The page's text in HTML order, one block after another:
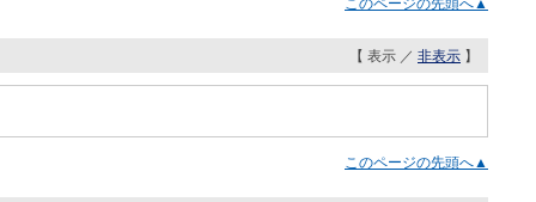
このページの先頭へ▲
【 表示 ／ 非表示 】
このページの先頭へ▲